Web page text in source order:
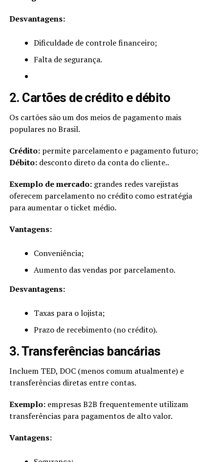
Desvantagens:
Dificuldade de controle financeiro;
Falta de segurança.
2. Cartões de crédito e débito
Os cartões são um dos meios de pagamento mais
populares no Brasil.
Crédito:permite parcelamento e pagamento futuro;
Débito:desconto direto da conta do cliente..
Exemplo de mercado:grandes redes varejistas
oferecem parcelamento no crédito como estratégia
para aumentar o ticket médio.
Vantagens:
Conveniência;
Aumento das vendas por parcelamento.
Desvantagens:
Taxas para o lojista;
Prazo de recebimento (no crédito).
3. Transferências bancárias
Incluem TED, DOC (menos comum atualmente) e
transferências diretas entre contas.
Exemplo:empresas B2B frequentemente utilizam
transferências para pagamentos de alto valor.
Vantagens: